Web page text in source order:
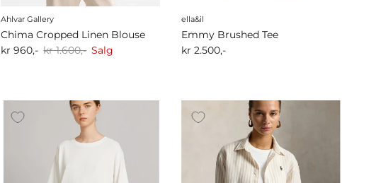
Ahlvar Gallery
Chima Cropped Linen Blouse
kr 960,- kr 1.600,- Salg
ella&il
Emmy Brushed Tee
kr 2.500,-